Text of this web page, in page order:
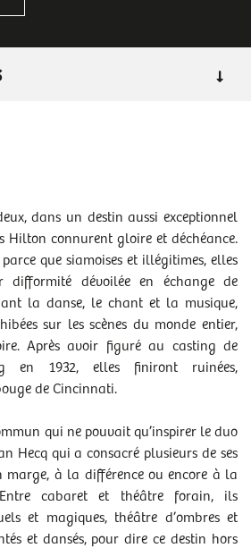
à partir de 13 ans
proposé dans la formule
dans un destin aussi exceptionnel
Hilton connurent gloire et déchéance.
que siamoises et illégitimes, elles
difformité dévoilée en échange de
la danse, le chant et la musique,
sur les scènes du monde entier,
Après avoir figuré au casting de
1932, elles finiront ruinées,
de Cincinnati.
qui ne pouvait qu’inspirer le duo
Hecq qui a consacré plusieurs de ses
marge, à la différence ou encore à la
cabaret et théâtre forain, ils
et magiques, théâtre d’ombres et
et dansés, pour dire ce destin hors